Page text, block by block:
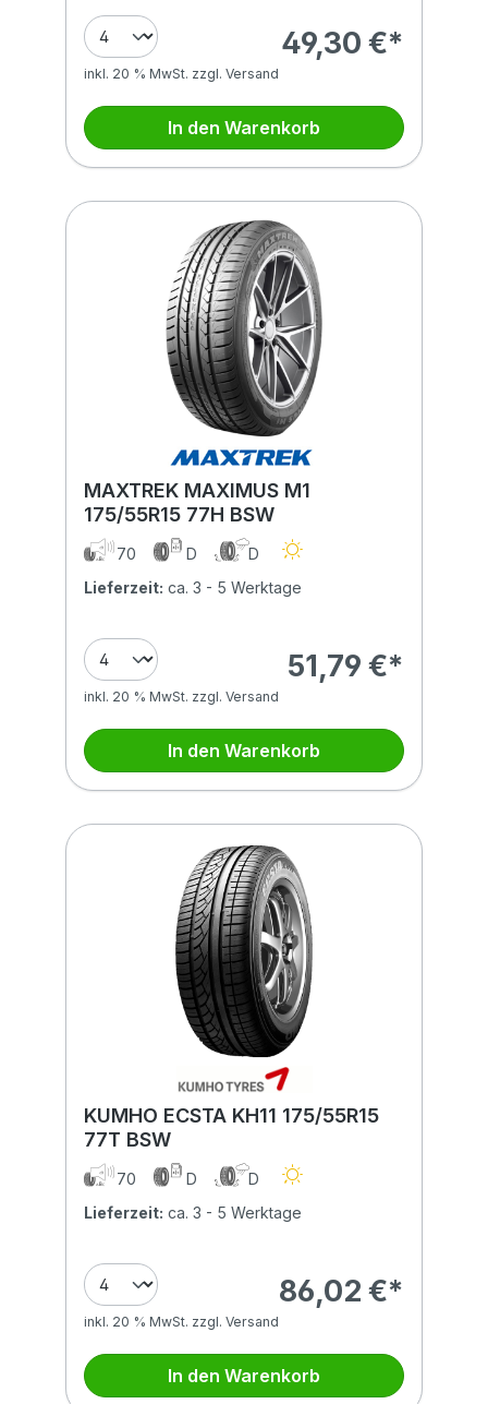
49,30 €*
inkl. 20 % MwSt. zzgl. Versand
In den Warenkorb
MAXTREK MAXIMUS M1
175/55R15 77H BSW
70 D
D
Lieferzeit: ca. 3 - 5 Werktage
51,79 €*
inkl. 20 % MwSt. zzgl. Versand
In den Warenkorb
KUMHO ECSTA KH11 175/55R15
77T BSW
70 D
D
Lieferzeit: ca. 3 - 5 Werktage
86,02 €*
inkl. 20 % MwSt. zzgl. Versand
In den Warenkorb